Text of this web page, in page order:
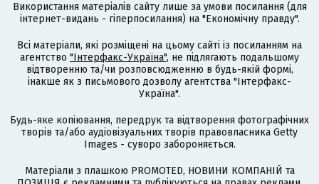
Використання матеріалів сайту лише за умови посилання (для
інтернет-видань - гіперпосилання) на "Економічну правду".
Всі матеріали, які розміщені на цьому сайті із посиланням на
агентство "Інтерфакс-Україна", не підлягають подальшому
відтворенню та/чи розповсюдженню в будь-якій формі,
інакше як з письмового дозволу агентства "Інтерфакс-
Україна".
Будь-яке копіювання, передрук та відтворення фотографічних
творів та/або аудіовізуальних творів правовласника Getty
Images - суворо забороняється.
Матеріали з плашкою PROMOTED, НОВИНИ КОМПАНІЙ та